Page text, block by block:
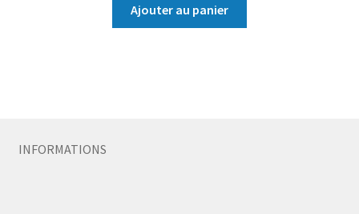
Ajouter au panier
INFORMATIONS